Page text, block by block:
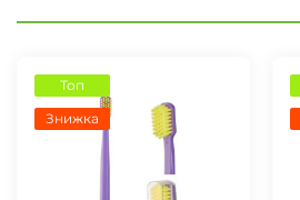
Топ
Знижка